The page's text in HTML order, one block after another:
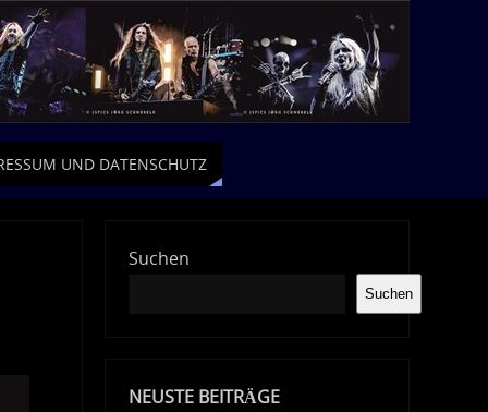
UND DATENSCHUTZ
Suchen
Suchen
NEUSTE BEITRÄGE